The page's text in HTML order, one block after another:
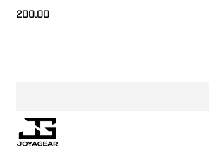
200.00